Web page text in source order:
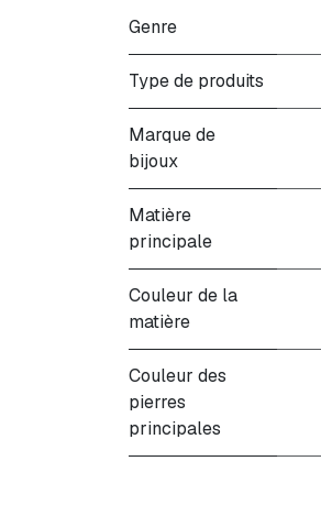
Genre
Type de produits
Marque de
bijoux
Matière
principale
Couleur de la
matière
Couleur des
pierres
principales